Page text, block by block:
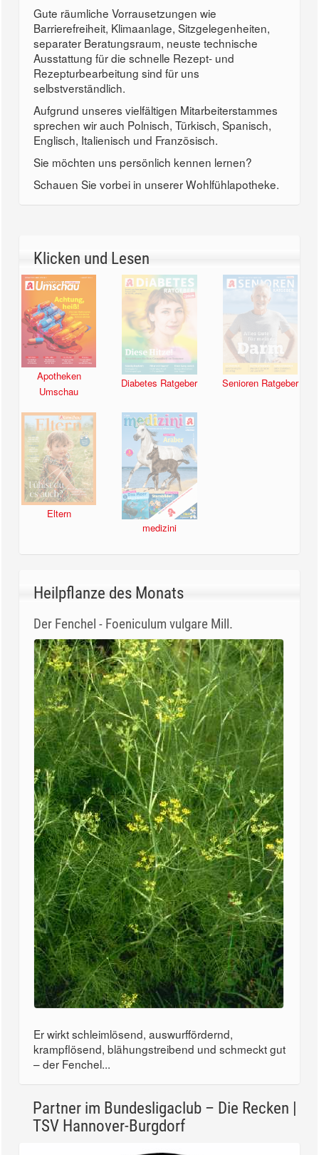
Gute räumliche Vorrausetzungen wie
Barrierefreiheit, Klimaanlage, Sitzgelegenheiten,
separater Beratungsraum, neuste technische
Ausstattung für die schnelle Rezept- und
Rezepturbearbeitung sind für uns
selbstverständlich.
Aufgrund unseres vielfältigen Mitarbeiterstammes
sprechen wir auch Polnisch, Türkisch, Spanisch,
Englisch, Italienisch und Französisch.
Sie möchten uns persönlich kennen lernen?
Schauen Sie vorbei in unserer Wohlfühlapotheke.
Klicken und Lesen
Apotheken
Umschau
Diabetes Ratgeber Senioren Ratgeber
Eltern
medizini
Heilpflanze des Monats
Der Fenchel - Foeniculum vulgare Mill.
Er wirkt schleimlösend, auswurffördernd,
krampflösend, blähungstreibend und schmeckt gut
– der Fenchel...
Partner im Bundesligaclub – Die Recken |
TSV Hannover-Burgdorf